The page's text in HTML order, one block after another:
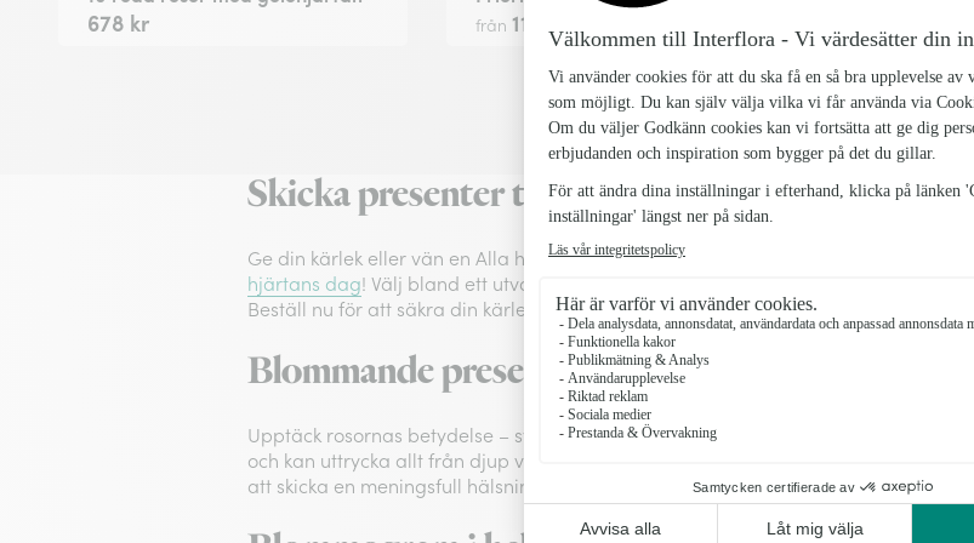
678 kr från 1199 kr
8 produkter visade av 8
Skicka presenter till Alla Hjärtans Dag
Ge din kärlek eller vän en Alla hjärtans dag present. Med en blomstrande
hjärtans dag! Välj bland ett utval av färgstarka roser och elegant arrangerade
Beställ nu för att säkra din kärleksfulla gest och få leverans direkt till dörren.
Blommande presenter - en tidlös uppvaktning
Upptäck rosornas betydelse – symbolen för kärlek, passion och skönhet. Våra
och kan uttrycka allt från djup vänskap till brinnande passion. Utforska vårt
att skicka en meningsfull hälsning till någon speciell. Beställ nu för att förmedla